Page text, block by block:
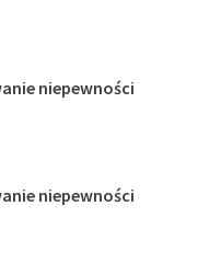
niepewności
niepewności